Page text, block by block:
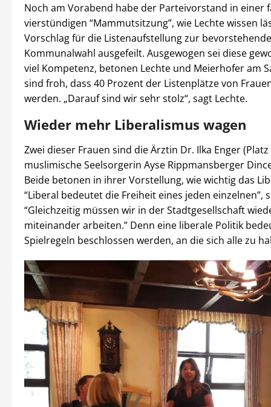
Noch am Vorabend habe der Parteivorstand in einer
vierstündigen “Mammutsitzung”, wie Lechte wissen
Vorschlag für die Listenaufstellung zur
Kommunalwahl ausgefeilt. Ausgewogen sei diese
viel Kompetenz, betonen Lechte und Meierhofer am
sind froh, dass 40 Prozent der Listenplätze von
werden. „Darauf sind wir sehr stolz“, sagt Lechte.
Wieder mehr Liberalismus wagen
Zwei dieser Frauen sind die Ärztin Dr. Ilka Enger
muslimische Seelsorgerin Ayse Rippmansberger
Beide betonen in ihrer Vorstellung, wie wichtig das
“Liberal bedeutet die Freiheit eines jeden einzelnen”,
“Gleichzeitig müssen wir in der Stadtgesellschaft
miteinander arbeiten.” Denn eine liberale Politik
Spielregeln beschlossen werden, an die sich alle zu